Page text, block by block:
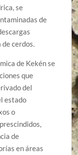
se
de
cerdos.
de Kekén se
que
del
estado
o
de
en áreas